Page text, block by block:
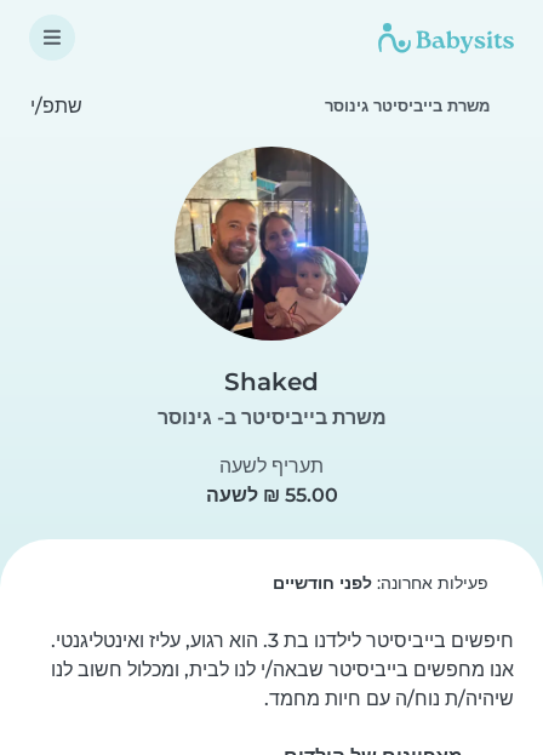
משרת בייביסיטר גינוסר שתפ/י
Shaked
משרת בייביסיטר ב- גינוסר
תעריף לשעה
פעילות אחרונה:לפני חודשיים
שיהיה/ת נוח/ה עם חיות מחמד.